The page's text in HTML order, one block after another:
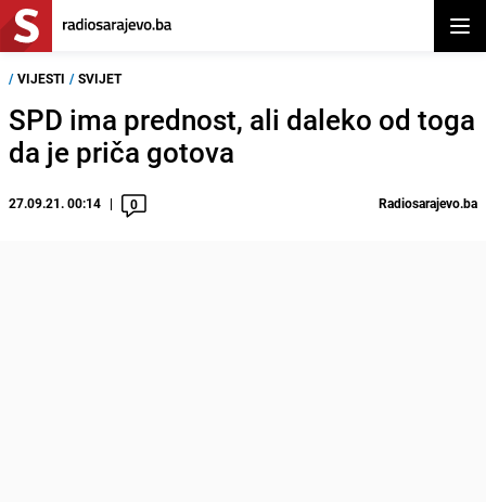
/ VIJESTI / SVIJET
SPD ima prednost, ali daleko od toga
da je priča gotova
27.09.21. 00:14 0 Radiosarajevo.ba